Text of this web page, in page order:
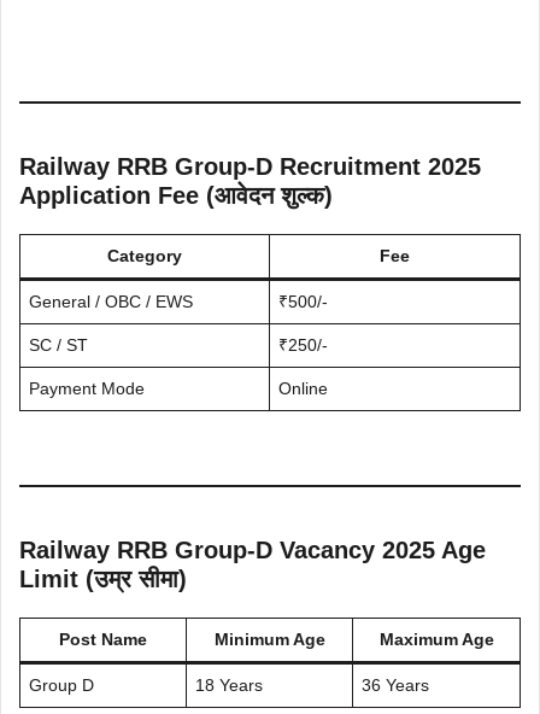
Railway RRB Group-D Recruitment 2025
Application Fee (आवेदन शुल्क)
Category Fee
General / OBC / EWS ₹500/-
SC / ST ₹250/-
Payment Mode Online
Railway RRB Group-D Vacancy 2025 Age
Limit (उम्र सीमा)
Post Name Minimum Age Maximum Age
Group D 18 Years 36 Years